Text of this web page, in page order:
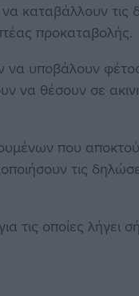
καταβάλλουν τις
προκαταβολής.
να υποβάλουν
να θέσουν σε
που
τις
τις οποίες λήγει